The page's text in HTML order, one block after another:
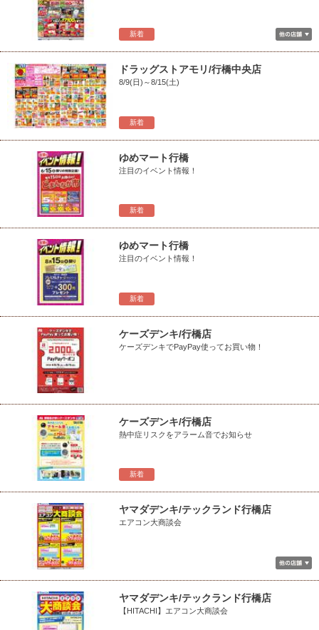
新着
新着
ドラッグストアモリ/行橋中央店
8/9(日)～8/15(土)
新着
ゆめマート行橋
注目のイベント情報！
新着
ゆめマート行橋
注目のイベント情報！
ケーズデンキ/行橋店
ケーズデンキでPayPay使ってお買い物！
新着
ケーズデンキ/行橋店
熱中症リスクをアラーム音でお知らせ
ヤマダデンキ/テックランド行橋店
エアコン大商談会
ヤマダデンキ/テックランド行橋店
【HITACHI】エアコン大商談会